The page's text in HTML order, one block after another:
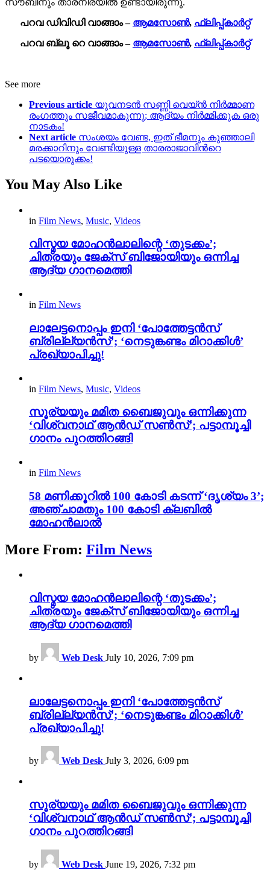
പറവ ഡിവിഡി വാങ്ങാം – ആമസോൺ, ഫ്ലിപ്പ്കാര്‍റ്റ്
പറവ ബ്ലൂ റെ വാങ്ങാം – ആമസോൺ, ഫ്ലിപ്പ്കാര്‍റ്റ്
See more
Previous article യുവനടന്‍ സണ്ണി വെയ്ന്‍ നിര്‍മ്മാണ
രംഗത്തും സജീവമാകുന്നു; ആദ്യം നിര്‍മ്മിക്കുക ഒരു
നാടകം!
Next article സംശയം വേണ്ട, ഇത് ഭീമനും കുഞ്ഞാലി
മരക്കാറിനും വേണ്ടിയുള്ള താരരാജാവിന്‍റെ
പടയൊരുക്കം!
You May Also Like
in Film News, Music, Videos
വിസ്മയ മോഹൻലാലിന്റെ ‘തുടക്കം’;
ചിത്രയും ജേക്സ് ബിജോയിയും ഒന്നിച്ച
ആദ്യ ഗാനമെത്തി
in Film News
ലാലേട്ടനൊപ്പം ഇനി ‘പോത്തേട്ടൻസ്
ബ്രില്ല്യൻസ്’; ‘നെടുങ്കണ്ടം മിറാക്കിൾ’
പ്രഖ്യാപിച്ചു!
in Film News, Music, Videos
സൂര്യയും മമിത ബൈജുവും ഒന്നിക്കുന്ന
‘വിശ്വനാഥ് ആൻഡ് സൺസ്’; പട്ടാമ്പൂച്ചി
ഗാനം പുറത്തിറങ്ങി
in Film News
58 മണിക്കൂറിൽ 100 കോടി കടന്ന് ‘ദൃശ്യം 3’;
അഞ്ചാമതും 100 കോടി ക്ലബിൽ
മോഹൻലാൽ
More From: Film News
വിസ്മയ മോഹൻലാലിന്റെ ‘തുടക്കം’;
ചിത്രയും ജേക്സ് ബിജോയിയും ഒന്നിച്ച
ആദ്യ ഗാനമെത്തി
by Web Desk July 10, 2026, 7:09 pm
ലാലേട്ടനൊപ്പം ഇനി ‘പോത്തേട്ടൻസ്
ബ്രില്ല്യൻസ്’; ‘നെടുങ്കണ്ടം മിറാക്കിൾ’
പ്രഖ്യാപിച്ചു!
by Web Desk July 3, 2026, 6:09 pm
സൂര്യയും മമിത ബൈജുവും ഒന്നിക്കുന്ന
‘വിശ്വനാഥ് ആൻഡ് സൺസ്’; പട്ടാമ്പൂച്ചി
ഗാനം പുറത്തിറങ്ങി
by Web Desk June 19, 2026, 7:32 pm